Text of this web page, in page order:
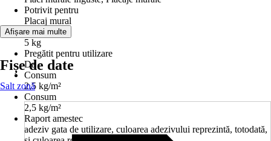
Potrivit pentru
Placaj mural
Conţinut
5 kg
Pregătit pentru utilizare
Da
Consum
2,5 kg/m²
Consum
2,5 kg/m²
Raport amestec
adeziv gata de utilizare, culoarea adezivului reprezintă, totodată,
Afișare mai multe
Fișe de date
Salt zonă